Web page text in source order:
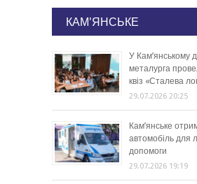
КАМ'ЯНСЬКЕ
У Кам’янському
металурга
квіз «Сталева
29.07.2026 20:25
Кам’янське
автомобіль для
допомоги
29.07.2026 19:19